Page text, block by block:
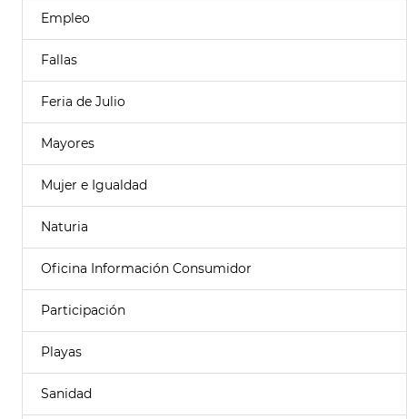
Empleo
Fallas
Feria de Julio
Mayores
Mujer e Igualdad
Naturia
Oficina Información Consumidor
Participación
Playas
Sanidad